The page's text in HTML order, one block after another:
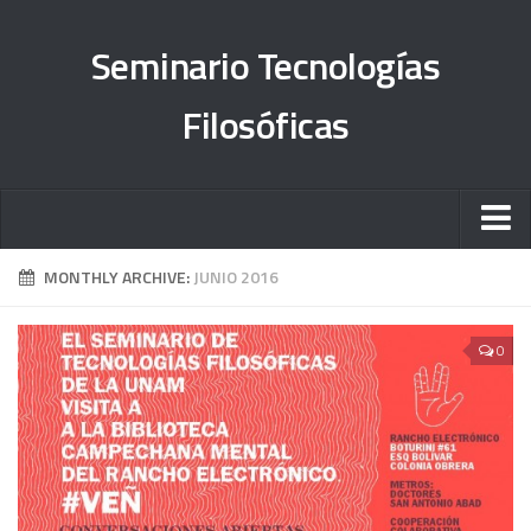
Seminario Tecnologías
Filosóficas
Sobre el proyecto
#TesisFilosUNAM
Objetivos
Informe 2013-2015
Informe 2015-2018
Informe 2019-2023
MONTHLY ARCHIVE:JUNIO 2016
0